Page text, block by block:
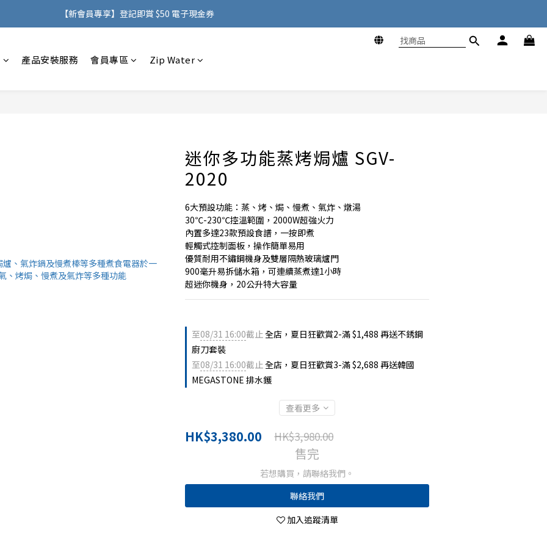
購物滿 HK$500，即可免費享用香港地區送貨服務
【新會員專享】登記即賞 $50 電子現金券
產品安裝服務 會員專區 Zip Water
迷你多功能蒸烤焗爐 SGV-
2020
6大預設功能：蒸、烤、焗、慢煮、氣炸、燉湯
30℃-230℃控溫範圍，2000W超強火力
內置多達23款預設食譜，一按即煮
輕觸式控制面板，操作簡單易用
優質耐用不鏽鋼機身及雙層隔熱玻璃爐門
900毫升易拆儲水箱，可連續蒸煮達1小時
超迷你機身，20公升特大容量
至08/31 16:00截止全店，夏日狂歡賞2-滿 $1,488 再送不銹鋼
廚刀套裝
至08/31 16:00截止全店，夏日狂歡賞3-滿 $2,688 再送韓國
MEGASTONE 排水鑊
查看更多
HK$3,380.00 HK$3,980.00
售完
若想購買，請聯絡我們。
聯絡我們
加入追蹤清單